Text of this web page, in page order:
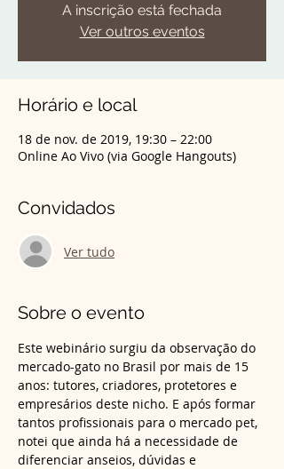
A inscrição está fechada
Ver outros eventos
Horário e local
18 de nov. de 2019, 19:30 – 22:00
Online Ao Vivo (via Google Hangouts)
Convidados
Ver tudo
Sobre o evento
Este webinário surgiu da observação do
mercado-gato no Brasil por mais de 15
anos: tutores, criadores, protetores e
empresários deste nicho. E após formar
tantos profissionais para o mercado pet,
notei que ainda há a necessidade de
diferenciar anseios, dúvidas e